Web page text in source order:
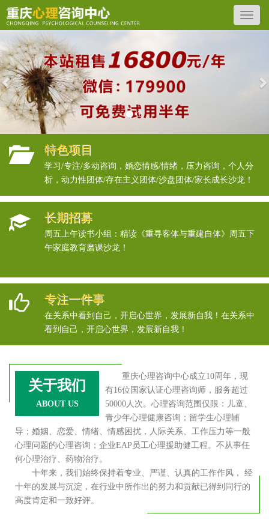
Previous
特色项目
学习/专注/多动咨询，婚恋情感/情绪，压力咨询，个人分
析，动力性团体/存在主义团体/沙盘团体/家长成长沙龙！
长期招募
周五上午读书小组：精读《重寻客体与重建自体》周五下
午家庭教育磨课沙龙！
专注一件事
在关系中看到自己，开启心世界，发展新自我！在关系中
看到自己，开启心世界，发展新自我！
关于我们
ABOUT US
重庆心理咨询中心成立10周年，现
有16位国家认证心理咨询师，服务超过
50000人次。心理咨询范围仅限：儿童、
青少年心理健康咨询；留学生心理辅
导；婚姻、恋爱、情绪、情感困扰，人际关系、工作压力等一般
心理问题的心理咨询；企业EAP员工心理援助健工程。不从事任
何心理治疗、药物治疗。
十年来，我们始终保持着专业、严谨、认真的工作作风， 经
十年的发展与沉淀，在行业中所作出的努力和贡献已得到同行的
高度肯定和一致好评。